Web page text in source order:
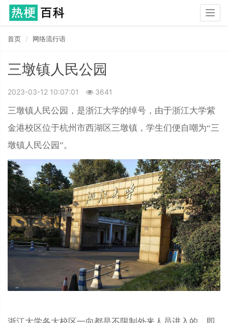
首页 网络流行语
三墩镇人民公园
2023-03-12 10:07:01 3641
三墩镇人民公园，是浙江大学的绰号，由于浙江大学紫
金港校区位于杭州市西湖区三墩镇，学生们便自嘲为“三
墩镇人民公园”。